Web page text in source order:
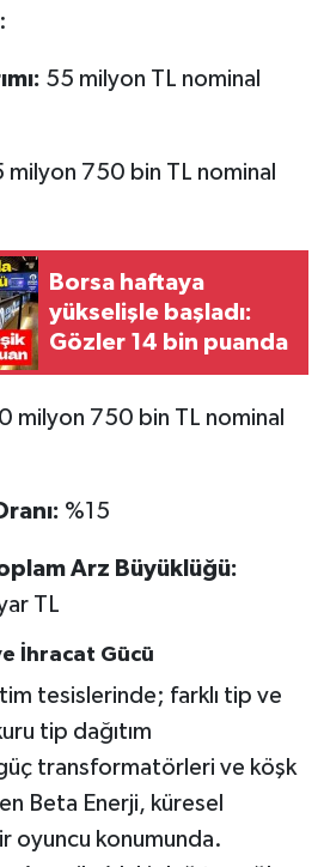
55 milyon TL nominal
milyon 750 bin TL nominal
Borsa haftaya
yükselişle başladı:
Gözler 14 bin puanda
milyon 750 bin TL nominal
%15
Arz Büyüklüğü:
TL
İhracat Gücü
tesislerinde; farklı tip ve
tip dağıtım
transformatörleri ve köşk
Beta Enerji, küresel
oyuncu konumunda.